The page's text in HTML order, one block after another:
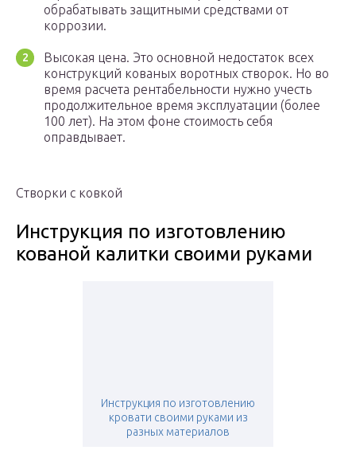
обрабатывать защитными средствами от
коррозии.
Высокая цена. Это основной недостаток всех
конструкций кованых воротных створок. Но во
время расчета рентабельности нужно учесть
продолжительное время эксплуатации (более
100 лет). На этом фоне стоимость себя
оправдывает.
Створки с ковкой
Инструкция по изготовлению
кованой калитки своими руками
Инструкция по изготовлению
кровати своими руками из
разных материалов